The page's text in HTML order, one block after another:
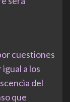
cuestiones
a los
del
que